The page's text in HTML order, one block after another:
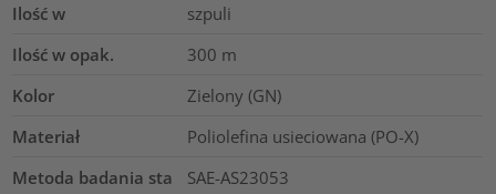
Ilość w
szpuli
Ilość w opak.
300 m
Kolor
Zielony (GN)
Materiał
Poliolefina usieciowana (PO-X)
Metoda badania sta
SAE-AS23053